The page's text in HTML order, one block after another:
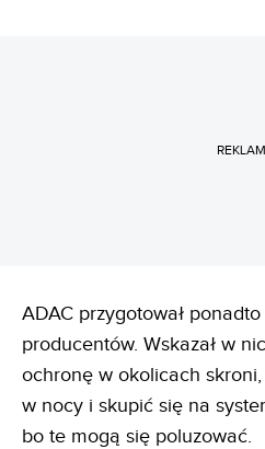
ADAC przygotował
producentów. Wskazał w
ochronę w okolicach
w nocy i skupić się na
bo te mogą się poluzować.